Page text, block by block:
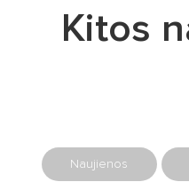
Kitos
Naujienos